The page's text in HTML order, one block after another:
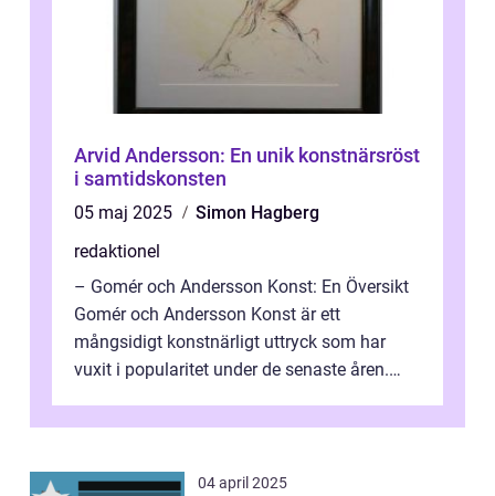
Arvid Andersson: En unik konstnärsröst
i samtidskonsten
05 maj 2025
Simon Hagberg
redaktionel
– Gomér och Andersson Konst: En Översikt
Gomér och Andersson Konst är ett
mångsidigt konstnärligt uttryck som har
vuxit i popularitet under de senaste åren.
04 april 2025